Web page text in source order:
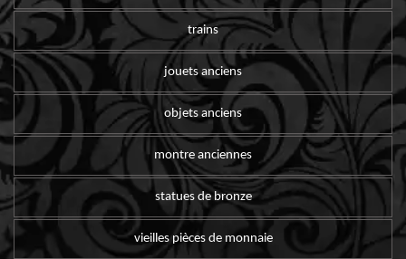
trains
jouets anciens
objets anciens
montre anciennes
statues de bronze
vieilles pièces de monnaie